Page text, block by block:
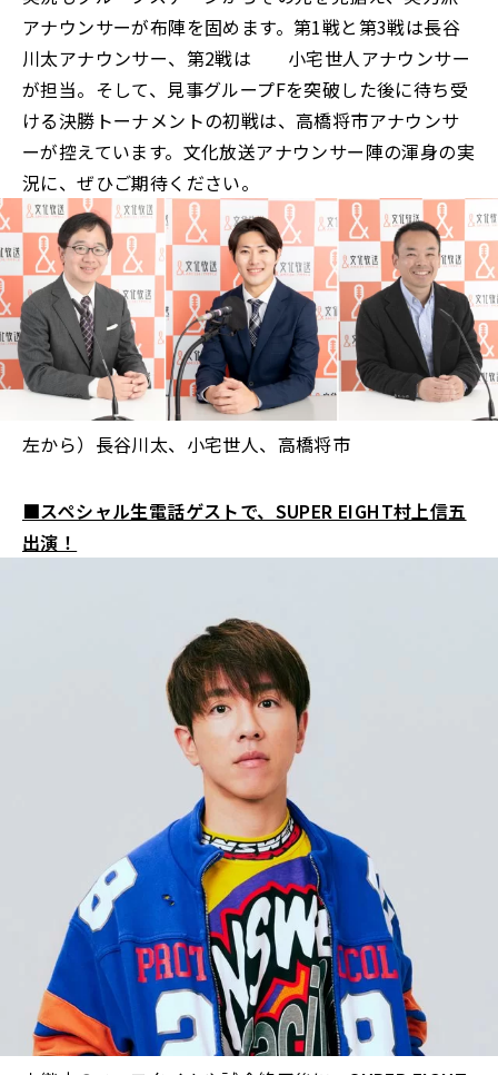
アナウンサーが布陣を固めます。第1戦と第3戦は長谷
川太アナウンサー、第2戦は 小宅世人アナウンサー
が担当。そして、見事グループFを突破した後に待ち受
ける決勝トーナメントの初戦は、高橋将市アナウンサ
ーが控えています。文化放送アナウンサー陣の渾身の実
況に、ぜひご期待ください。
左から）長谷川太、小宅世人、高橋将市
■スペシャル生電話ゲストで、SUPER EIGHT村上信五
出演！